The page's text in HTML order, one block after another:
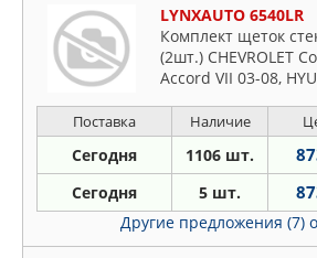
LYNXAUTO 6540LR
Комплект щеток
(2шт.) CHEVROLET
Accord VII 03-08,
07>, KIA Carens III
Sorento(UM) 15> /
MAZDA 5(CR/CW)
Поставка Наличие
Сегодня 1106 шт.
Сегодня 5 шт.
Другие предложения (7)